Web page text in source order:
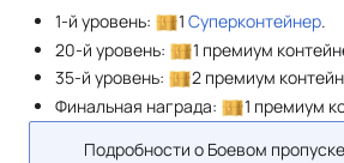
1-й уровень:
1Суперконтейнер.
20-й уровень:
1 премиум
35-й уровень:
2 премиум
Финальная награда:
1 премиум
Подробности о Боевом